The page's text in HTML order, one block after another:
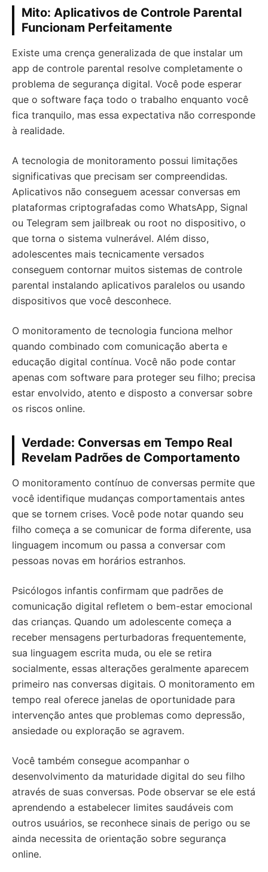
Mito: Aplicativos de Controle Parental
Funcionam Perfeitamente
Existe uma crença generalizada de que instalar um
app de controle parental resolve completamente o
problema de segurança digital. Você pode esperar
que o software faça todo o trabalho enquanto você
fica tranquilo, mas essa expectativa não corresponde
à realidade.
A tecnologia de monitoramento possui limitações
significativas que precisam ser compreendidas.
Aplicativos não conseguem acessar conversas em
plataformas criptografadas como WhatsApp, Signal
ou Telegram sem jailbreak ou root no dispositivo, o
que torna o sistema vulnerável. Além disso,
adolescentes mais tecnicamente versados
conseguem contornar muitos sistemas de controle
parental instalando aplicativos paralelos ou usando
dispositivos que você desconhece.
O monitoramento de tecnologia funciona melhor
quando combinado com comunicação aberta e
educação digital contínua. Você não pode contar
apenas com software para proteger seu filho; precisa
estar envolvido, atento e disposto a conversar sobre
os riscos online.
Verdade: Conversas em Tempo Real
Revelam Padrões de Comportamento
O monitoramento contínuo de conversas permite que
você identifique mudanças comportamentais antes
que se tornem crises. Você pode notar quando seu
filho começa a se comunicar de forma diferente, usa
linguagem incomum ou passa a conversar com
pessoas novas em horários estranhos.
Psicólogos infantis confirmam que padrões de
comunicação digital refletem o bem-estar emocional
das crianças. Quando um adolescente começa a
receber mensagens perturbadoras frequentemente,
sua linguagem escrita muda, ou ele se retira
socialmente, essas alterações geralmente aparecem
primeiro nas conversas digitais. O monitoramento em
tempo real oferece janelas de oportunidade para
intervenção antes que problemas como depressão,
ansiedade ou exploração se agravem.
Você também consegue acompanhar o
desenvolvimento da maturidade digital do seu filho
através de suas conversas. Pode observar se ele está
aprendendo a estabelecer limites saudáveis com
outros usuários, se reconhece sinais de perigo ou se
ainda necessita de orientação sobre segurança
online.